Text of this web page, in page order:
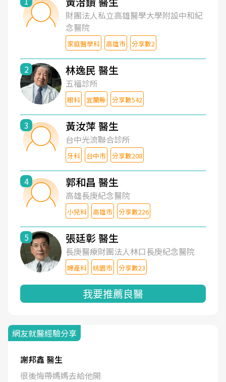
財團法人私立高雄醫學大學附設中和紀
念醫院
家庭醫學科 高雄市 分享數2
2 林逸民 醫生
五福診所
眼科 宜蘭縣 分享數542
3 黃汝萍 醫生
台中光流聯合診所
牙科 台中市 分享數208
4 郭和昌 醫生
高雄長庚紀念醫院
小兒科 高雄市 分享數226
5 張廷彰 醫生
長庚醫療財團法人林口長庚紀念醫院
婦產科 桃園市 分享數23
我要推薦良醫
網友就醫經驗分享
謝邦鑫 醫生
很後悔帶媽媽去給他開